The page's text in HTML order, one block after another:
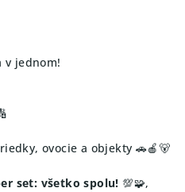
v jednom!
ovocie a objekty 🚗🍎🐻
set: všetko spolu! 💯🧩,